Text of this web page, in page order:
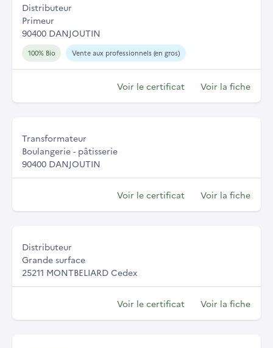
Distributeur
Primeur
90400 DANJOUTIN
100% Bio Vente aux professionnels (en gros)
Voir le certificat Voir la fiche
Transformateur
Boulangerie - pâtisserie
90400 DANJOUTIN
Voir le certificat Voir la fiche
Distributeur
Grande surface
25211 MONTBELIARD Cedex
Voir le certificat Voir la fiche